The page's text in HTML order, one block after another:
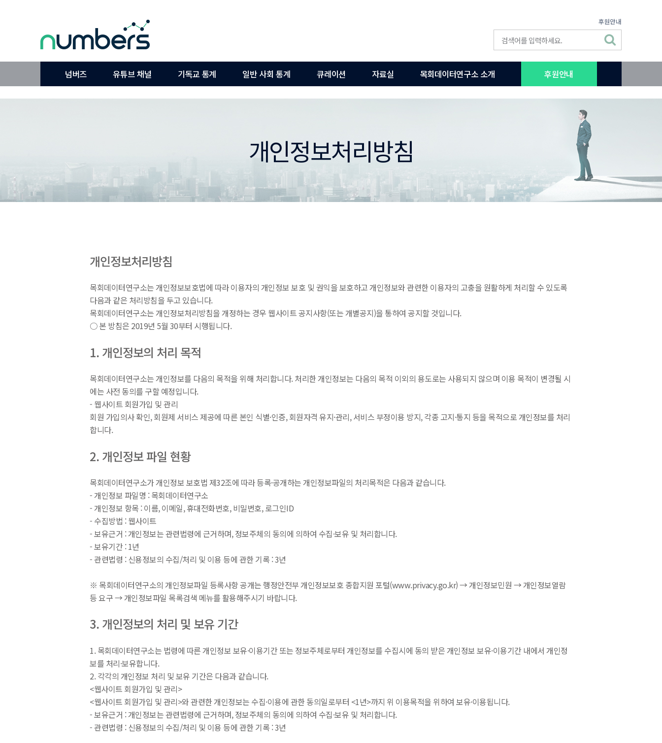
후원안내
넘버즈 유튜브 채널 기독교 통계 일반 사회 통계 큐레이션 자료실 목회데이터연구소 소개 후원안내
개인정보처리방침
개인정보처리방침
목회데이터연구소는 개인정보보호법에 따라 이용자의 개인정보 보호 및 권익을 보호하고 개인정보와 관련한 이용자의 고충을 원활하게 처리할 수 있도록
다음과 같은 처리방침을 두고 있습니다.
목회데이터연구소는 개인정보처리방침을 개정하는 경우 웹사이트 공지사항(또는 개별공지)을 통하여 공지할 것입니다.
○ 본 방침은 2019년 5월 30부터 시행됩니다.
1. 개인정보의 처리 목적
목회데이터연구소는 개인정보를 다음의 목적을 위해 처리합니다. 처리한 개인정보는 다음의 목적 이외의 용도로는 사용되지 않으며 이용 목적이 변경될 시
에는 사전 동의를 구할 예정입니다.
- 웹사이트 회원가입 및 관리
회원 가입의사 확인, 회원제 서비스 제공에 따른 본인 식별·인증, 회원자격 유지·관리, 서비스 부정이용 방지, 각종 고지·통지 등을 목적으로 개인정보를 처리
합니다.
2. 개인정보 파일 현황
목회데이터연구소가 개인정보 보호법 제32조에 따라 등록·공개하는 개인정보파일의 처리목적은 다음과 같습니다.
- 개인정보 파일명 : 목회데이터연구소
- 개인정보 항목 : 이름, 이메일, 휴대전화번호, 비밀번호, 로그인ID
- 수집방법 : 웹사이트
- 보유근거 : 개인정보는 관련법령에 근거하며, 정보주체의 동의에 의하여 수집·보유 및 처리합니다.
- 보유기간 : 1년
- 관련법령 : 신용정보의 수집/처리 및 이용 등에 관한 기록 : 3년
※ 목회데이터연구소의 개인정보파일 등록사항 공개는 행정안전부 개인정보보호 종합지원 포털(www.privacy.go.kr) → 개인정보민원 → 개인정보열람
등 요구 → 개인정보파일 목록검색 메뉴를 활용해주시기 바랍니다.
3. 개인정보의 처리 및 보유 기간
1. 목회데이터연구소는 법령에 따른 개인정보 보유·이용기간 또는 정보주체로부터 개인정보를 수집시에 동의 받은 개인정보 보유·이용기간 내에서 개인정
보를 처리·보유합니다.
2. 각각의 개인정보 처리 및 보유 기간은 다음과 같습니다.
<웹사이트 회원가입 및 관리>
<웹사이트 회원가입 및 관리>와 관련한 개인정보는 수집·이용에 관한 동의일로부터 <1년>까지 위 이용목적을 위하여 보유·이용됩니다.
- 보유근거 : 개인정보는 관련법령에 근거하며, 정보주체의 동의에 의하여 수집·보유 및 처리합니다.
- 관련법령 : 신용정보의 수집/처리 및 이용 등에 관한 기록 : 3년